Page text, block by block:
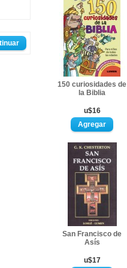
150 curiosidades de
la Biblia
u$16
San Francisco de
Asís
u$17